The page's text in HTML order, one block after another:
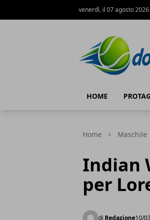
venerdì, il 07 agosto 2026
HOME
Home Maschile
Indian
per
di Redazione10/